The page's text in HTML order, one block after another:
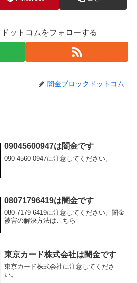
ットコムをフォローする
闇金ブロックドットコム
09045600947は闇金です
090-4560-0947に注意してください。
08071796419は闇金です
080-7179-6419に注意してください。闇金
被害の解決方法はこちら
東京カード株式会社は闇金です
東京カード株式会社に注意してくださ
い。